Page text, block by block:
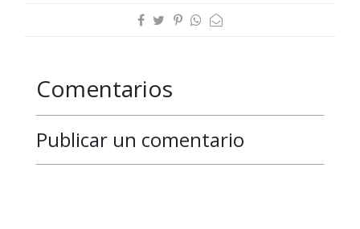
Comentarios
Publicar un comentario